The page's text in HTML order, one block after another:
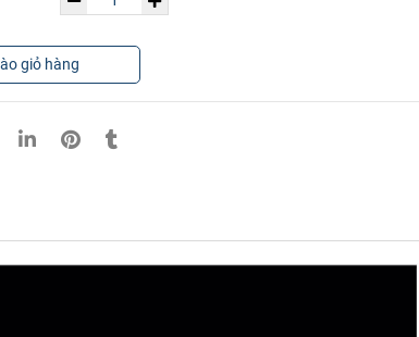
giỏ hàng